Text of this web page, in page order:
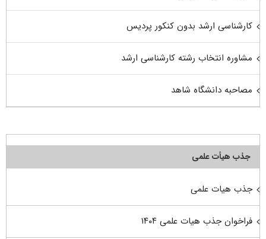
کارشناسی ارشد بدون کنکور پردیس
مشاوره انتخاب رشته کارشناسی ارشد
مصاحبه دانشگاه شاهد
جذب هیأت علمی
جذب هیات علمی
فراخوان جذب هیات علمی ۱۴۰۴